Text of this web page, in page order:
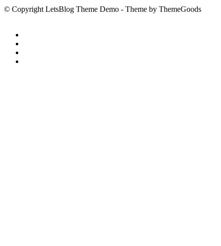
© Copyright LetsBlog Theme Demo - Theme by ThemeGoods